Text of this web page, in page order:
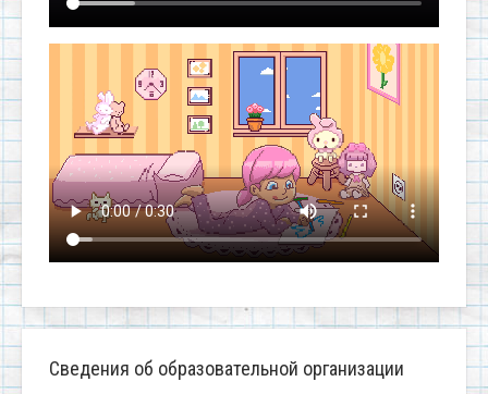
Сведения об образовательной организации